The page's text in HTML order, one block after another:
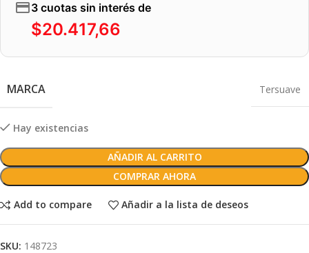
3 cuotas sin interés de
$20.417,66
MARCA Tersuave
Hay existencias
AÑADIR AL CARRITO
COMPRAR AHORA
Add to compare Añadir a la lista de deseos
SKU: 148723